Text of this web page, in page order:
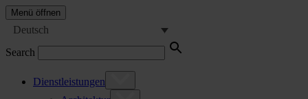
Menü öffnen
Deutsch
Search
Dienstleistungen